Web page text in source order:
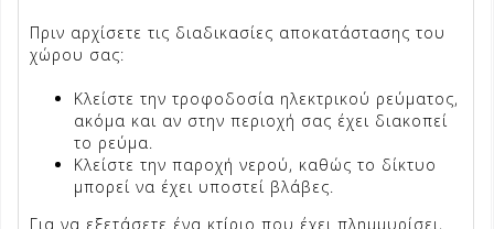
Πριν αρχίσετε τις διαδικασίες αποκατάστασης του
χώρου σας:
Κλείστε την τροφοδοσία ηλεκτρικού ρεύματος,
ακόμα και αν στην περιοχή σας έχει διακοπεί
το ρεύμα.
Κλείστε την παροχή νερού, καθώς το δίκτυο
μπορεί να έχει υποστεί βλάβες.
Για να εξετάσετε ένα κτίριο που έχει πλημμυρίσει,